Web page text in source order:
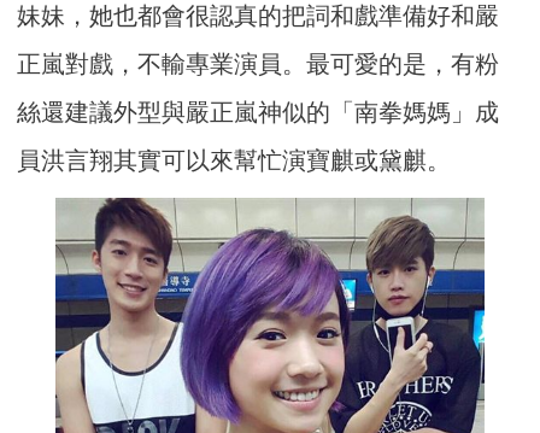
妹妹，她也都會很認真的把詞和戲準備好和嚴
正嵐對戲，不輸專業演員。最可愛的是，有粉
絲還建議外型與嚴正嵐神似的「南拳媽媽」成
員洪言翔其實可以來幫忙演寶麒或黛麒。